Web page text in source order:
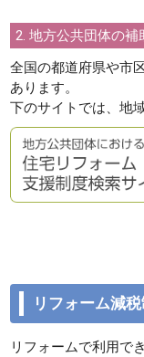
2. 地方公共団体の補
全国の都道府県や市
あります。
下のサイトでは、地
リフォーム減
リフォームで利用で